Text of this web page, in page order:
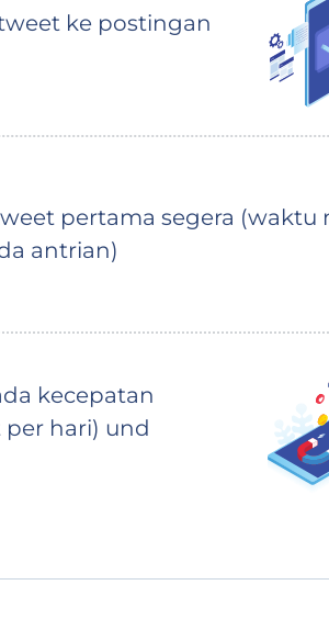
ke postingan
pertama segera (waktu
antrian)
kecepatan
hari) und